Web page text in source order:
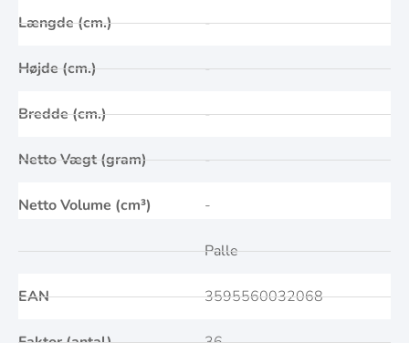
Længde (cm.)
Højde (cm.)
Bredde (cm.)
Netto Vægt (gram)
Netto Volume (cm³)
-
-
-
-
-
EAN
Palle
3595560032068